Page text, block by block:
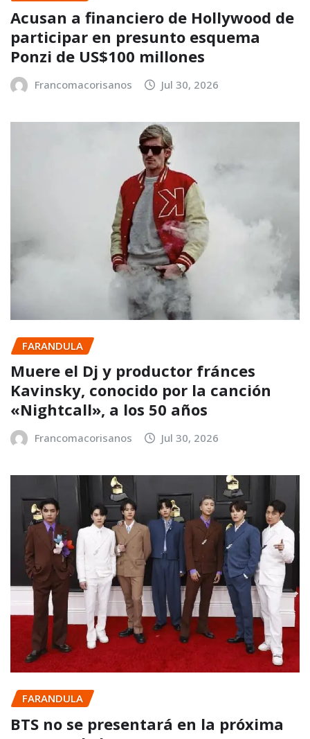
Acusan a financiero de Hollywood de
participar en presunto esquema
Ponzi de US$100 millones
Francomacorisanos Jul 30, 2026
FARANDULA
Muere el Dj y productor fránces
Kavinsky, conocido por la canción
«Nightcall», a los 50 años
Francomacorisanos Jul 30, 2026
FARANDULA
BTS no se presentará en la próxima